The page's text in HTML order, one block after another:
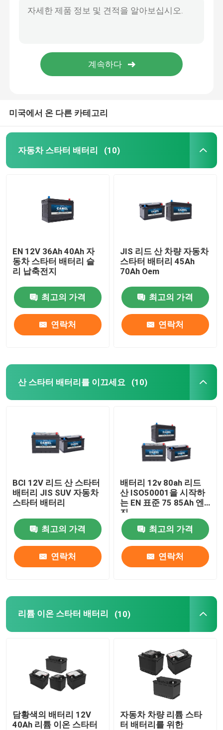
제품
우리에 대하여
공장 여행
연락주세요
자동차 스타터 배터리
산 스타터 배터리를 이끄세요
미국에서 온 다른 카테고리
자동차 스타터 배터리 (10)
EN 12V 36Ah 40Ah 자
동차 스타터 배터리 슬
리 납축전지
최고의 가격
연락처
JIS 리드 산 차량 자동차
스타터 배터리 45Ah
70Ah Oem
최고의 가격
연락처
산 스타터 배터리를 이끄세요 (10)
BCI 12V 리드 산 스타터
배터리 JIS SUV 자동차
스타터 배터리
최고의 가격
연락처
배터리 12v 80ah 리드
산 ISO50001을 시작하
는 EN 표준 75 85Ah 엔
진
최고의 가격
연락처
리튬 이온 스타터 배터리 (10)
담황색의 배터리 12V
40Ah 리튬 이온 스타터
자동차 차량 리튬 스타
터 배터리를 위한